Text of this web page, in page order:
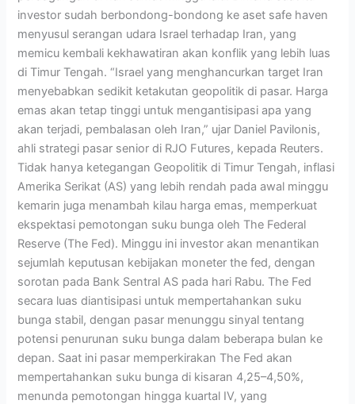
investor sudah berbondong-bondong ke aset safe haven
menyusul serangan udara Israel terhadap Iran, yang
memicu kembali kekhawatiran akan konflik yang lebih luas
di Timur Tengah. “Israel yang menghancurkan target Iran
menyebabkan sedikit ketakutan geopolitik di pasar. Harga
emas akan tetap tinggi untuk mengantisipasi apa yang
akan terjadi, pembalasan oleh Iran,” ujar Daniel Pavilonis,
ahli strategi pasar senior di RJO Futures, kepada Reuters.
Tidak hanya ketegangan Geopolitik di Timur Tengah, inflasi
Amerika Serikat (AS) yang lebih rendah pada awal minggu
kemarin juga menambah kilau harga emas, memperkuat
ekspektasi pemotongan suku bunga oleh The Federal
Reserve (The Fed). Minggu ini investor akan menantikan
sejumlah keputusan kebijakan moneter the fed, dengan
sorotan pada Bank Sentral AS pada hari Rabu. The Fed
secara luas diantisipasi untuk mempertahankan suku
bunga stabil, dengan pasar menunggu sinyal tentang
potensi penurunan suku bunga dalam beberapa bulan ke
depan. Saat ini pasar memperkirakan The Fed akan
mempertahankan suku bunga di kisaran 4,25–4,50%,
menunda pemotongan hingga kuartal IV, yang